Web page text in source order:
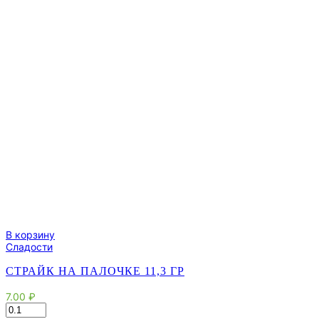
В корзину
Сладости
СТРАЙК НА ПАЛОЧКЕ 11,3 ГР
7.00 ₽
Количество